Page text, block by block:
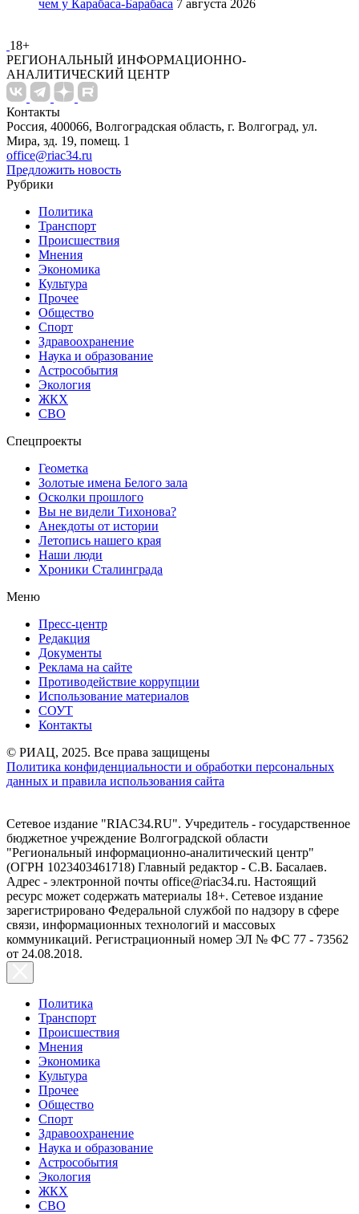
чем у Карабаса-Барабаса 7 августа 2026
18+
РЕГИОНАЛЬНЫЙ ИНФОРМАЦИОННО-
АНАЛИТИЧЕСКИЙ ЦЕНТР
Контакты
Россия, 400066, Волгоградская область, г. Волгоград, ул.
Мира, зд. 19, помещ. 1
office@riac34.ru
Предложить новость
Рубрики
Политика
Транспорт
Происшествия
Мнения
Экономика
Культура
Прочее
Общество
Спорт
Здравоохранение
Наука и образование
Астрособытия
Экология
ЖКХ
СВО
Спецпроекты
Геометка
Золотые имена Белого зала
Осколки прошлого
Вы не видели Тихонова?
Анекдоты от истории
Летопись нашего края
Наши люди
Хроники Сталинграда
Меню
Пресс-центр
Редакция
Документы
Реклама на сайте
Противодействие коррупции
Использование материалов
СОУТ
Контакты
© РИАЦ, 2025. Все права защищены
Политика конфиденциальности и обработки персональных
данных и правила использования сайта
Сетевое издание "RIAC34.RU". Учредитель - государственное
бюджетное учреждение Волгоградской области
"Региональный информационно-аналитический центр"
(ОГРН 1023403461718) Главный редактор - С.В. Басалаев.
Адрес - электронной почты office@riac34.ru. Настоящий
ресурс может содержать материалы 18+. Сетевое издание
зарегистрировано Федеральной службой по надзору в сфере
связи, информационных технологий и массовых
коммуникаций. Регистрационный номер ЭЛ № ФС 77 - 73562
от 24.08.2018.
Политика
Транспорт
Происшествия
Мнения
Экономика
Культура
Прочее
Общество
Спорт
Здравоохранение
Наука и образование
Астрособытия
Экология
ЖКХ
СВО